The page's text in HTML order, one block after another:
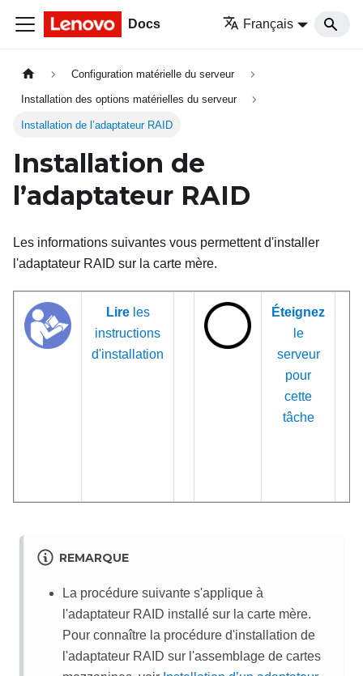
Docs Français
Configuration matérielle du serveur
Installation des options matérielles du serveur
Installation de l’adaptateur RAID
Installation de
l’adaptateur RAID
Les informations suivantes vous permettent d'installer
l'adaptateur RAID sur la carte mère.
Lireles
instructions
d'installation
Éteignez
le
serveur
pour
cette
tâche
REMARQUE
La procédure suivante s'applique à
l'adaptateur RAID installé sur la carte mère.
Pour connaître la procédure d'installation de
l'adaptateur RAID sur l'assemblage de cartes